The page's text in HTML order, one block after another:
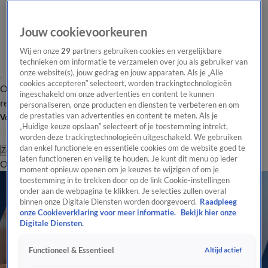
Overzicht Laatste nieuws Regionieuws Het beste van Hart
Tip de
redactie
Volg Hart van Nederland
Zoeken
OverzichtRegioUitzendingenWeerTip de redactiePanelVideo's
Jouw cookievoorkeuren
Wij en onze29 partners gebruiken cookies en vergelijkbare
technieken om informatie te verzamelen over jou als gebruiker van
onze website(s), jouw gedrag en jouw apparaten. Als je „Alle
cookies accepteren” selecteert, worden trackingtechnologieën
ingeschakeld om onze advertenties en content te kunnen
personaliseren, onze producten en diensten te verbeteren en om
de prestaties van advertenties en content te meten. Als je
„Huidige keuze opslaan” selecteert of je toestemming intrekt,
worden deze trackingtechnologieën uitgeschakeld. We gebruiken
dan enkel functionele en essentiële cookies om de website goed te
laten functioneren en veilig te houden. Je kunt dit menu op ieder
moment opnieuw openen om je keuzes te wijzigen of om je
toestemming in te trekken door op de link Cookie-instellingen
onder aan de webpagina te klikken. Je selecties zullen overal
binnen onze Digitale Diensten worden doorgevoerd. Raadpleeg
onze Cookieverklaring voor meer informatie.
Bekijk hier onze
Digitale Diensten.
Functioneel & Essentieel Altijd actief